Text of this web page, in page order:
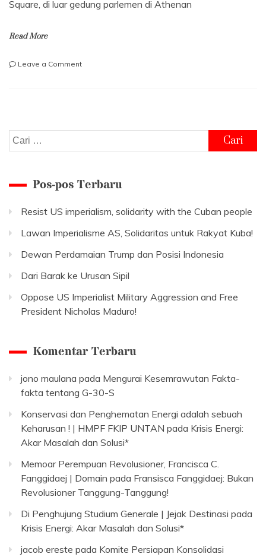
Square, di luar gedung parlemen di Athenan
Read More
Leave a Commenton
Cari
untuk:
Pos-pos Terbaru
Resist US imperialism, solidarity with the Cuban people
Lawan Imperialisme AS, Solidaritas untuk Rakyat Kuba!
Dewan Perdamaian Trump dan Posisi Indonesia
Dari Barak ke Urusan Sipil
Oppose US Imperialist Military Aggression and Free
President Nicholas Maduro!
Komentar Terbaru
jono maulana pada Mengurai Kesemrawutan Fakta-
fakta tentang G-30-S
Konservasi dan Penghematan Energi adalah sebuah
Keharusan ! | HMPF FKIP UNTAN pada Krisis Energi:
Akar Masalah dan Solusi*
Memoar Perempuan Revolusioner, Francisca C.
Fanggidaej | Domain pada Fransisca Fanggidaej: Bukan
Revolusioner Tanggung-Tanggung!
Di Penghujung Studium Generale | Jejak Destinasi pada
Krisis Energi: Akar Masalah dan Solusi*
jacob ereste pada Komite Persiapan Konsolidasi